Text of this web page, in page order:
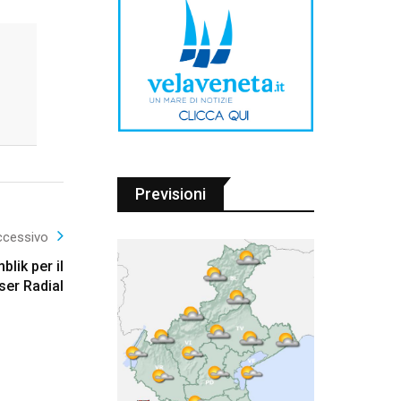
per il
Radial
Previsioni